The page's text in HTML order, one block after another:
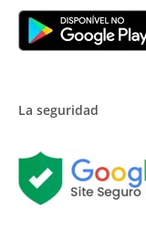
La seguridad